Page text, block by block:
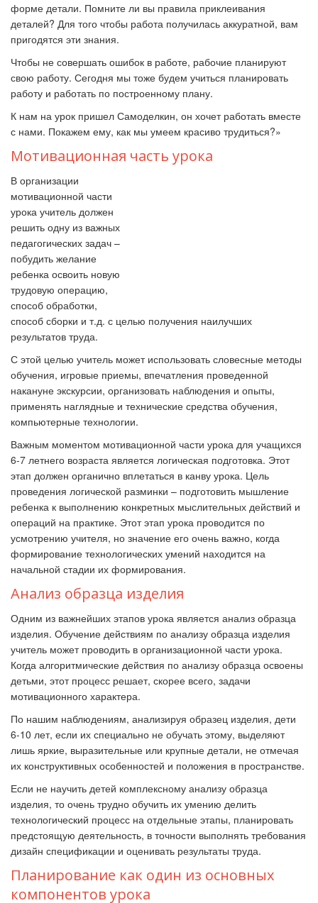
форме детали. Помните ли вы правила приклеивания
деталей? Для того чтобы работа получилась аккуратной, вам
пригодятся эти знания.
Чтобы не совершать ошибок в работе, рабочие планируют
свою работу. Сегодня мы тоже будем учиться планировать
работу и работать по построенному плану.
К нам на урок пришел Самоделкин, он хочет работать вместе
с нами. Покажем ему, как мы умеем красиво трудиться?»
Мотивационная часть урока
В организации
мотивационной части
урока учитель должен
решить одну из важных
педагогических задач –
побудить желание
ребенка освоить новую
трудовую операцию,
способ обработки,
способ сборки и т.д. с целью получения наилучших
результатов труда.
С этой целью учитель может использовать словесные методы
обучения, игровые приемы, впечатления проведенной
накануне экскурсии, организовать наблюдения и опыты,
применять наглядные и технические средства обучения,
компьютерные технологии.
Важным моментом мотивационной части урока для учащихся
6-7 летнего возраста является логическая подготовка. Этот
этап должен органично вплетаться в канву урока. Цель
проведения логической разминки – подготовить мышление
ребенка к выполнению конкретных мыслительных действий и
операций на практике. Этот этап урока проводится по
усмотрению учителя, но значение его очень важно, когда
формирование технологических умений находится на
начальной стадии их формирования.
Анализ образца изделия
Одним из важнейших этапов урока является анализ образца
изделия. Обучение действиям по анализу образца изделия
учитель может проводить в организационной части урока.
Когда алгоритмические действия по анализу образца освоены
детьми, этот процесс решает, скорее всего, задачи
мотивационного характера.
По нашим наблюдениям, анализируя образец изделия, дети
6-10 лет, если их специально не обучать этому, выделяют
лишь яркие, выразительные или крупные детали, не отмечая
их конструктивных особенностей и положения в пространстве.
Если не научить детей комплексному анализу образца
изделия, то очень трудно обучить их умению делить
технологический процесс на отдельные этапы, планировать
предстоящую деятельность, в точности выполнять требования
дизайн спецификации и оценивать результаты труда.
Планирование как один из основных
компонентов урока